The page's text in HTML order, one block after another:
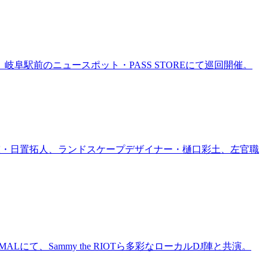
阜駅前のニュースポット・PASS STOREにて巡回開催。
日置拓人、ランドスケープデザイナー・樋口彩土、左官職
にて、Sammy the RIOTら多彩なローカルDJ陣と共演。